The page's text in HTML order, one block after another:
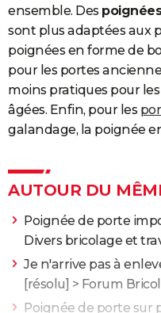
ensemble. Des
sont plus adaptées aux
poignées en forme de
pour les portes
moins pratiques pour
âgées. Enfin, pour les
galandage, la poignée
AUTOUR DU
Poignée de porte
Divers bricolage et
Je n'arrive pas à
[résolu] > Forum
Poignée de porte